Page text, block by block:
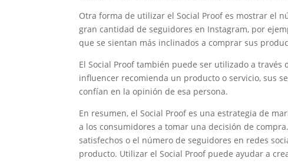
Otra forma de utilizar el Social Proof es mostrar el
gran cantidad de seguidores en Instagram, por
que se sientan más inclinados a comprar sus
El Social Proof también puede ser utilizado a
influencer recomienda un producto o servicio, sus
confían en la opinión de esa persona.
En resumen, el Social Proof es una estrategia de
a los consumidores a tomar una decisión de
satisfechos o el número de seguidores en redes
producto. Utilizar el Social Proof puede ayudar a